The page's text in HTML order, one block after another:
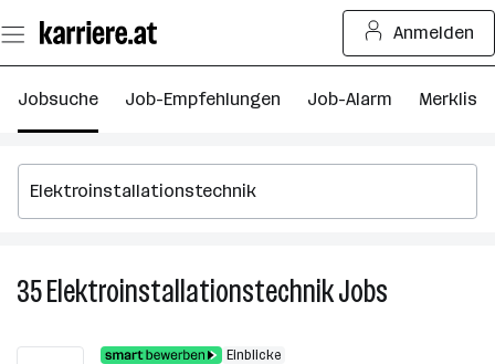
Seiteninhalt
springen
Anmelden
Jobsuche Job-Empfehlungen Job-Alarm Merkliste
35ElektroinstallationstechnikJobs
Einblicke